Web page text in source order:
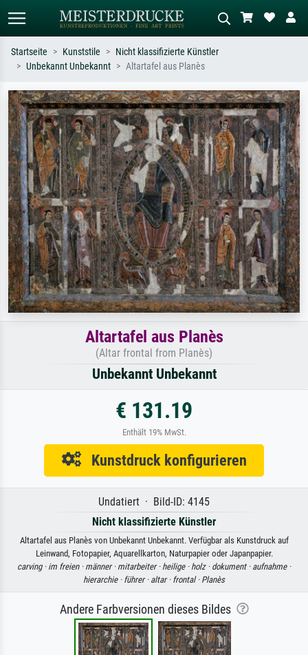
Suchen Sie nach Künstlern, Werktiteln
oder Stilen – z.B. Monet,
Sternennacht, Impressionismus, Welle
Hokusai, Akt.
Beschreiben Sie die Szene – z.B. Grüne
Wiese, Abstrakt mit viel Rot, Dunkles
Ölgemälde, Stehender Akt neben einem
Baum.
Startseite Kunststile
Nicht klassifizierte Künstler
Unbekannt Unbekannt
Altartafel aus Planès
Altartafel aus Planès
(Altar frontal from Planès)
Unbekannt Unbekannt
€ 131.19
Enthält 19% MwSt.
Kunstdruck konfigurieren
Undatiert · Bild-ID: 4145
Nicht klassifizierte Künstler
Altartafel aus Planès von Unbekannt Unbekannt. Verfügbar als Kunstdruck auf
Leinwand, Fotopapier, Aquarellkarton, Naturpapier oder Japanpapier.
carving · im freien · männer · mitarbeiter · heilige · holz · dokument · aufnahme ·
hierarchie · führer · altar · frontal · Planès
Andere Farbversionen dieses Bildes